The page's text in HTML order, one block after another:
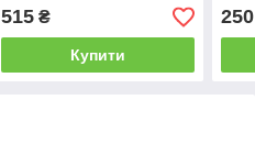
515₴
Купити
250